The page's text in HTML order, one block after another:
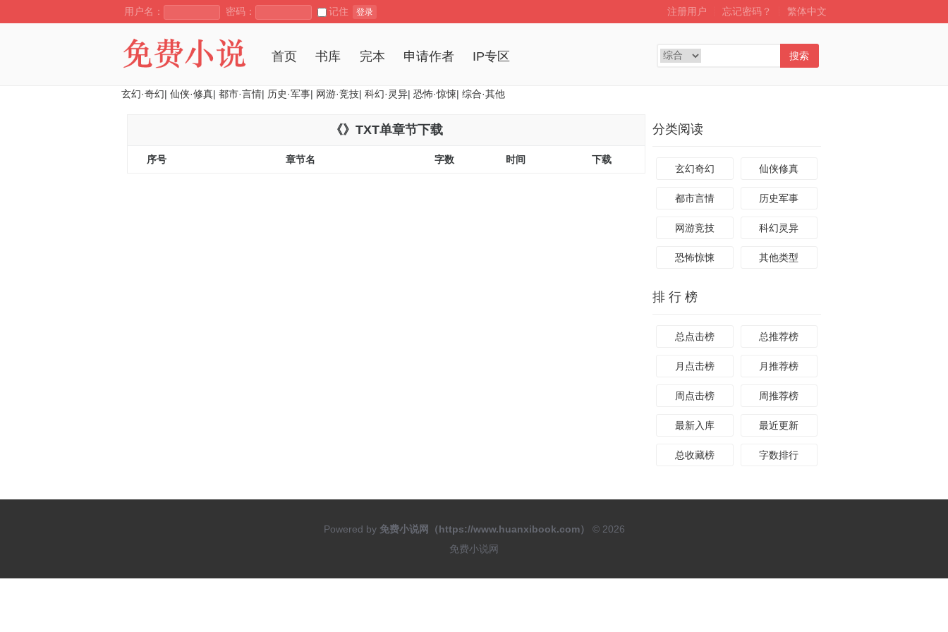
用户名： 密码： 记住 登录 注册用户 忘记密码？ 繁体中文
首页 书库 完本 申请作者 IP专区 搜索
玄幻·奇幻| 仙侠·修真| 都市·言情| 历史·军事| 网游·竞技| 科幻·灵异| 恐怖·惊悚| 综合·其他
《》TXT单章节下载
序号 章节名 字数 时间 下载
分类阅读
玄幻奇幻 仙侠修真
都市言情 历史军事
网游竞技 科幻灵异
恐怖惊悚 其他类型
排 行 榜
总点击榜 总推荐榜
月点击榜 月推荐榜
周点击榜 周推荐榜
最新入库 最近更新
总收藏榜 字数排行
Powered by 免费小说网（https://www.huanxibook.com）
© 2026
免费小说网